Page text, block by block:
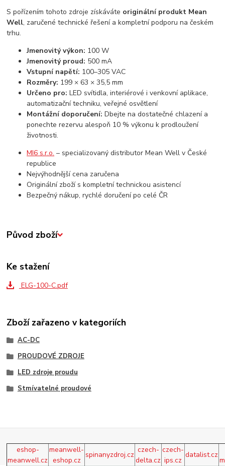
S pořízením tohoto zdroje získáváte originální produkt Mean
Well, zaručené technické řešení a kompletní podporu na českém
trhu.
Jmenovitý výkon: 100 W
Jmenovitý proud: 500 mA
Vstupní napětí: 100–305 VAC
Rozměry: 199 × 63 × 35,5 mm
Určeno pro: LED svítidla, interiérové i venkovní aplikace,
automatizační techniku, veřejné osvětlení
Montážní doporučení: Dbejte na dostatečné chlazení a
ponechte rezervu alespoň 10 % výkonu k prodloužení
životnosti.
MI6 s.r.o. – specializovaný distributor Mean Well v České
republice
Nejvýhodnější cena zaručena
Originální zboží s kompletní technickou asistencí
Bezpečný nákup, rychlé doručení po celé ČR
Původ zboží
Ke stažení
ELG-100-C.pdf
Zboží zařazeno v kategoriích
AC-DC
PROUDOVÉ ZDROJE
LED zdroje proudu
Stmívatelné proudové
eshop-
meanwell.cz
meanwell-
eshop.cz
spinanyzdroj.cz
czech-
delta.cz
czech-
ips.cz
datalist.cz